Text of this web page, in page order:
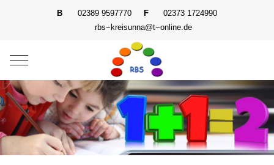
B 02389 9597770 F
02373 1724990
rbs−kreisunna@t−online.de
Mobile Menu Toggle